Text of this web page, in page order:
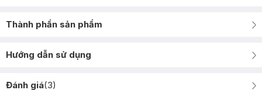
Thành phần sản phẩm
Hướng dẫn sử dụng
Đánh giá(3)